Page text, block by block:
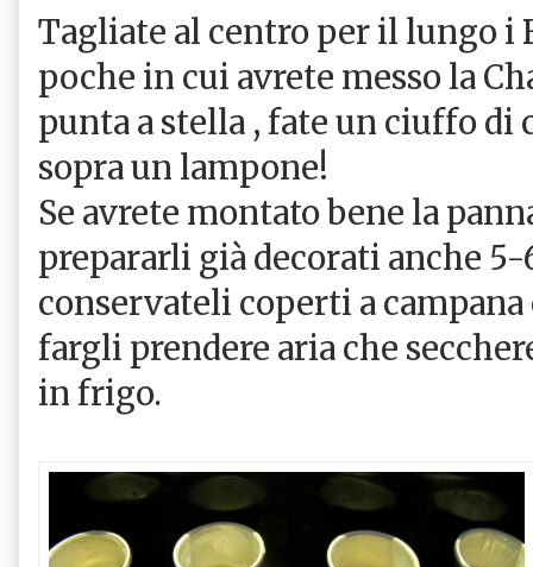
Tagliate al centro per il lungo i
poche in cui avrete messo la
punta a stella , fate un ciuffo di
sopra un lampone!
Se avrete montato bene la
prepararli già decorati anche
conservateli coperti a
fargli prendere aria che
in frigo.